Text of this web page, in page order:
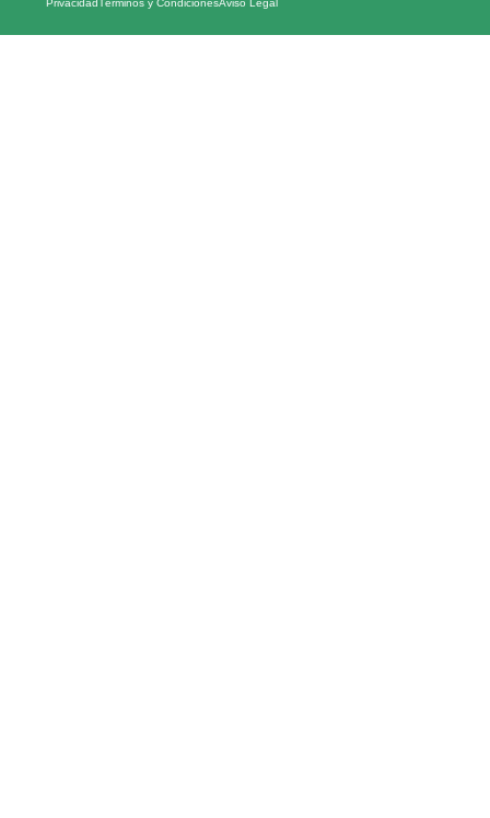
PrivacidadTérminos y CondicionesAviso Legal